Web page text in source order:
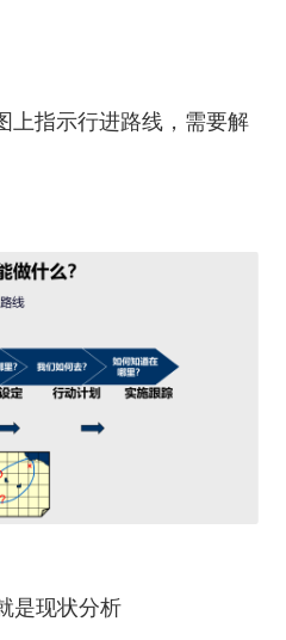
上指示行进路线，需要解
是现状分析